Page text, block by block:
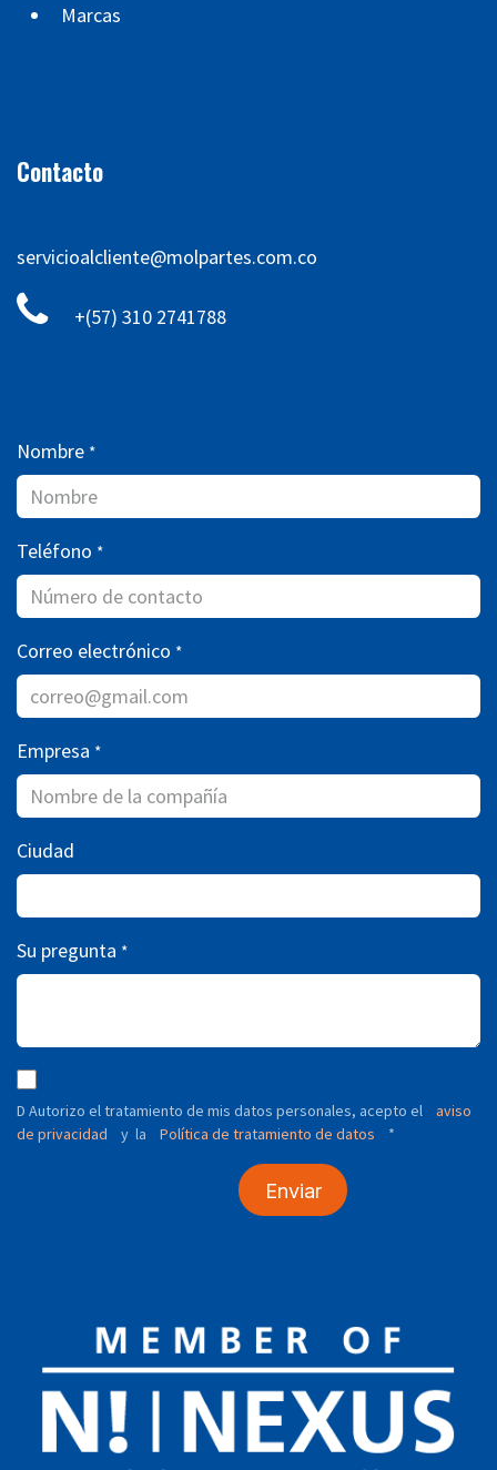
Marcas
Contacto
servicioalcliente@molpartes.com.co
+(57) 310 2741788
Nombre *
Teléfono *
Correo electrónico *
Empresa *
Ciudad
Su pregunta *
D Autorizo ​​el tratamiento de mis datos personales, acepto el
aviso
de privacidad
y la Política de tratamiento de datos *
Enviar